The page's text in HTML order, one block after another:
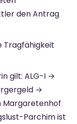
den Antrag
Tragfähigkeit
gilt: ALG-I →
→
Margaretenhof
Parchim ist